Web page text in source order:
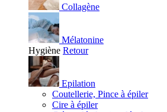
Collagène
Mélatonine
Hygiène Retour
Epilation
Coutellerie, Pince à épiler
Cire à épiler